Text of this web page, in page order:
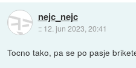
nejc_nejc
:: 12. jun 2023, 20:41
Tocno tako, pa se po pasje